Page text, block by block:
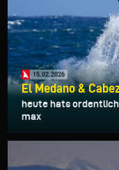
15.02.2026
El Medano &
heute hats
max